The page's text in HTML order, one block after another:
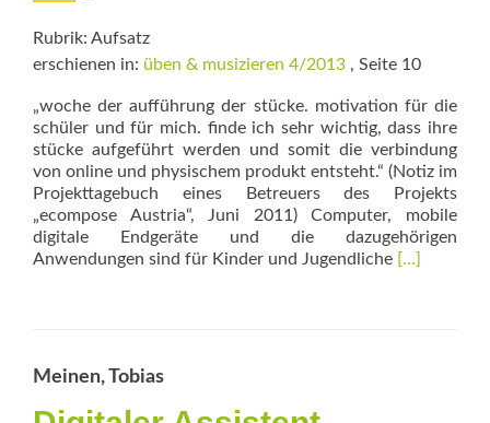
Rubrik: Aufsatz
erschienen in: üben & musizieren 4/2013 , Seite 10
„woche der aufführung der stücke. motiva­tion für die
schüler und für mich. finde ich sehr wichtig, dass ihre
stücke aufgeführt werden und somit die verbindung
von online und physischem produkt entsteht.“ (Notiz im
Projekttagebuch eines Betreuers des Projekts
„ecompose Austria“, Juni 2011) Computer, mobile
digitale Endgeräte und die dazugehörigen
Anwendungen sind für Kinder und Jugendliche Read
[…]
Meinen, Tobias